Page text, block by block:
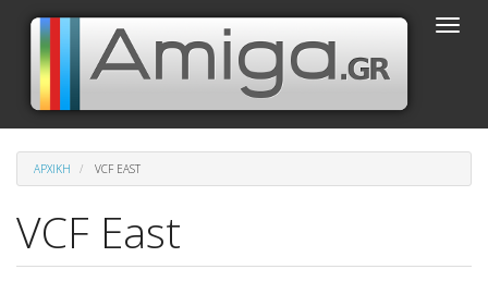
Παράκαμψη
κυρίως
περιεχόμενο
Toggle
ΑΡΧΙΚΉ VCF EAST
VCF East